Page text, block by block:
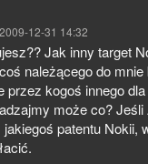
2009-12-31 14:32
Jak inny target
należącego do
przez kogoś innego
może co? Jeśli
patentu Nokii,